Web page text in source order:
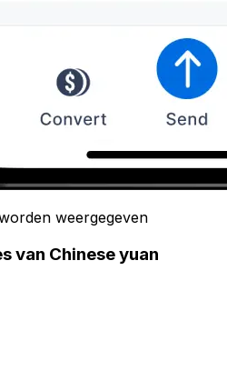
weergegeven
van Chinese yuan